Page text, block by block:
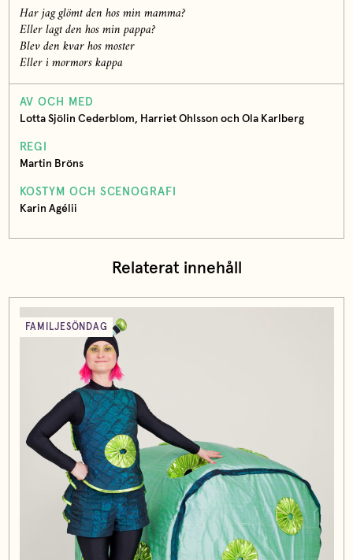
Har jag glömt den hos min mamma?
Eller lagt den hos min pappa?
Blev den kvar hos moster
Eller i mormors kappa
AV OCH MED
Lotta Sjölin Cederblom, Harriet Ohlsson och Ola Karlberg
REGI
Martin Bröns
KOSTYM OCH SCENOGRAFI
Karin Agélii
Relaterat innehåll
FAMILJESÖNDAG